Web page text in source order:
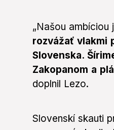
„Našou
rozvážať vlakmi
Slovenska.
Zakopanom a
doplnil Lezo.
Slovenskí skauti